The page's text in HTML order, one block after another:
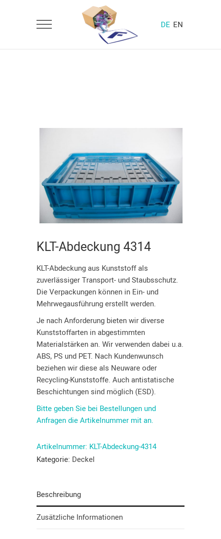
DE EN
KLT-Abdeckung 4314
KLT-Abdeckung aus Kunststoff als
zuverlässiger Transport- und Staubsschutz.
Die Verpackungen können in Ein- und
Mehrwegausführung erstellt werden.
Je nach Anforderung bieten wir diverse
Kunststoffarten in abgestimmten
Materialstärken an. Wir verwenden dabei u.a.
ABS, PS und PET. Nach Kundenwunsch
beziehen wir diese als Neuware oder
Recycling-Kunststoffe. Auch antistatische
Beschichtungen sind möglich (ESD).
Bitte geben Sie bei Bestellungen und
Anfragen die Artikelnummer mit an.
Artikelnummer: KLT-Abdeckung-4314
Kategorie: Deckel
Beschreibung
Zusätzliche Informationen